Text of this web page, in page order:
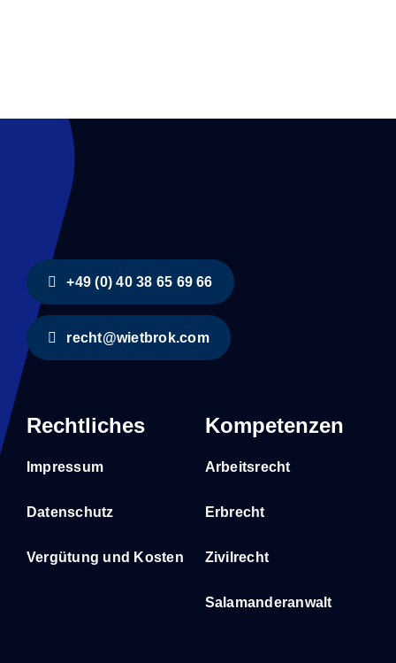
+49 (0) 40 38 65 69 66
recht@wietbrok.com
Rechtliches
Impressum
Datenschutz
Vergütung und Kosten
Kompetenzen
Arbeitsrecht
Erbrecht
Zivilrecht
Salamanderanwalt